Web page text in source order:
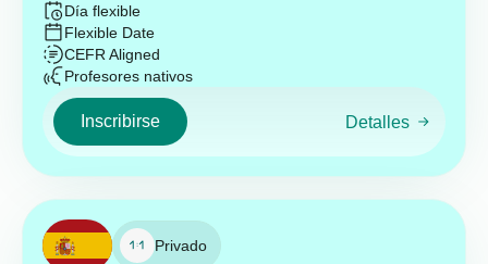
Día flexible
Flexible Date
CEFR Aligned
Profesores nativos
Inscribirse Detalles
Privado